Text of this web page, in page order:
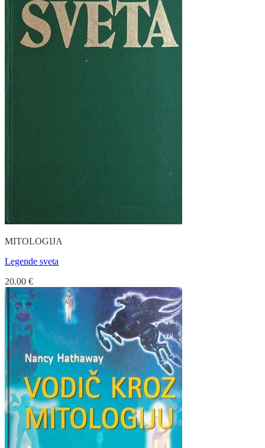
MITOLOGIJA
Legende sveta
20.00 €